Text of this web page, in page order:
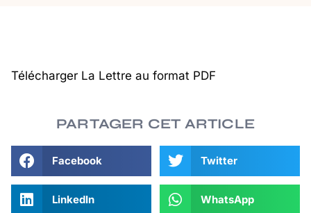
Télécharger La Lettre au format PDF
PARTAGER CET ARTICLE
Facebook Twitter
LinkedIn WhatsApp